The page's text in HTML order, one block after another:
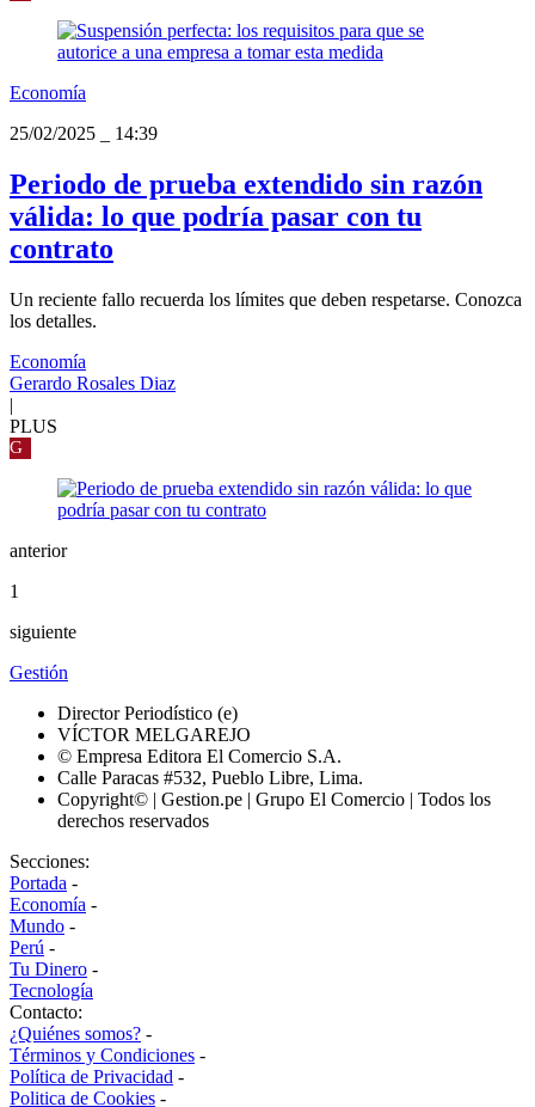
Economía
25/02/2025
14:39
Periodo de prueba extendido sin razón
válida: lo que podría pasar con tu
contrato
Un reciente fallo recuerda los límites que deben respetarse. Conozca
los detalles.
Economía
Gerardo Rosales Diaz
|
PLUS
G
anterior
1
siguiente
Gestión
Director Periodístico (e)
VÍCTOR MELGAREJO
© Empresa Editora El Comercio S.A.
Calle Paracas #532, Pueblo Libre, Lima.
Copyright© | Gestion.pe | Grupo El Comercio | Todos los
derechos reservados
Secciones:
Portada -
Economía -
Mundo -
Perú -
Tu Dinero -
Tecnología
Contacto:
¿Quiénes somos? -
Términos y Condiciones -
Política de Privacidad -
Politica de Cookies -